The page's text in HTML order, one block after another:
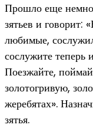
Прошло еще
зятьев и говорит:
любимые,
сослужите теперь
Поезжайте,
золотогривую,
жеребятах».
зятья.